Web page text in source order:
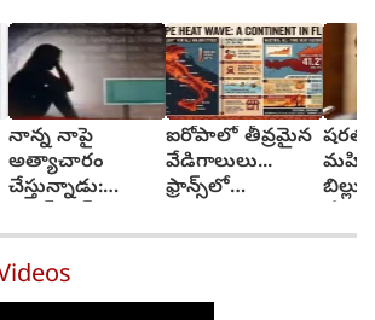
నాన్న నాపై
అత్యాచారం
చేస్తున్నాడు:
పోలీసులకు బాలిక
ఫిర్యాదు
ఐరోపాలో తీవ్రమైన
వేడిగాలులు...
ఫ్రాన్స్‌లో
రవాణా వ్యవస్థలకు
మహిళా
గాంధీ